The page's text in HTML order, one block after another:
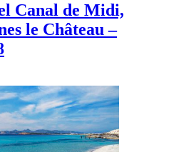
Canal de Midi,
le Château –